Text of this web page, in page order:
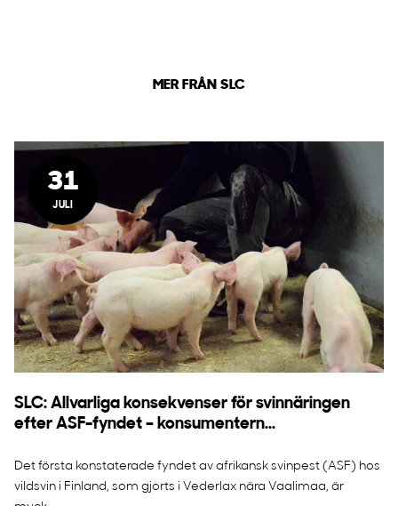
MER FRÅN SLC
31
JULI
SLC: Allvarliga konsekvenser för svinnäringen
efter ASF-fyndet – konsumentern...
Det första konstaterade fyndet av afrikansk svinpest (ASF) hos
vildsvin i Finland, som gjorts i Vederlax nära Vaalimaa, är